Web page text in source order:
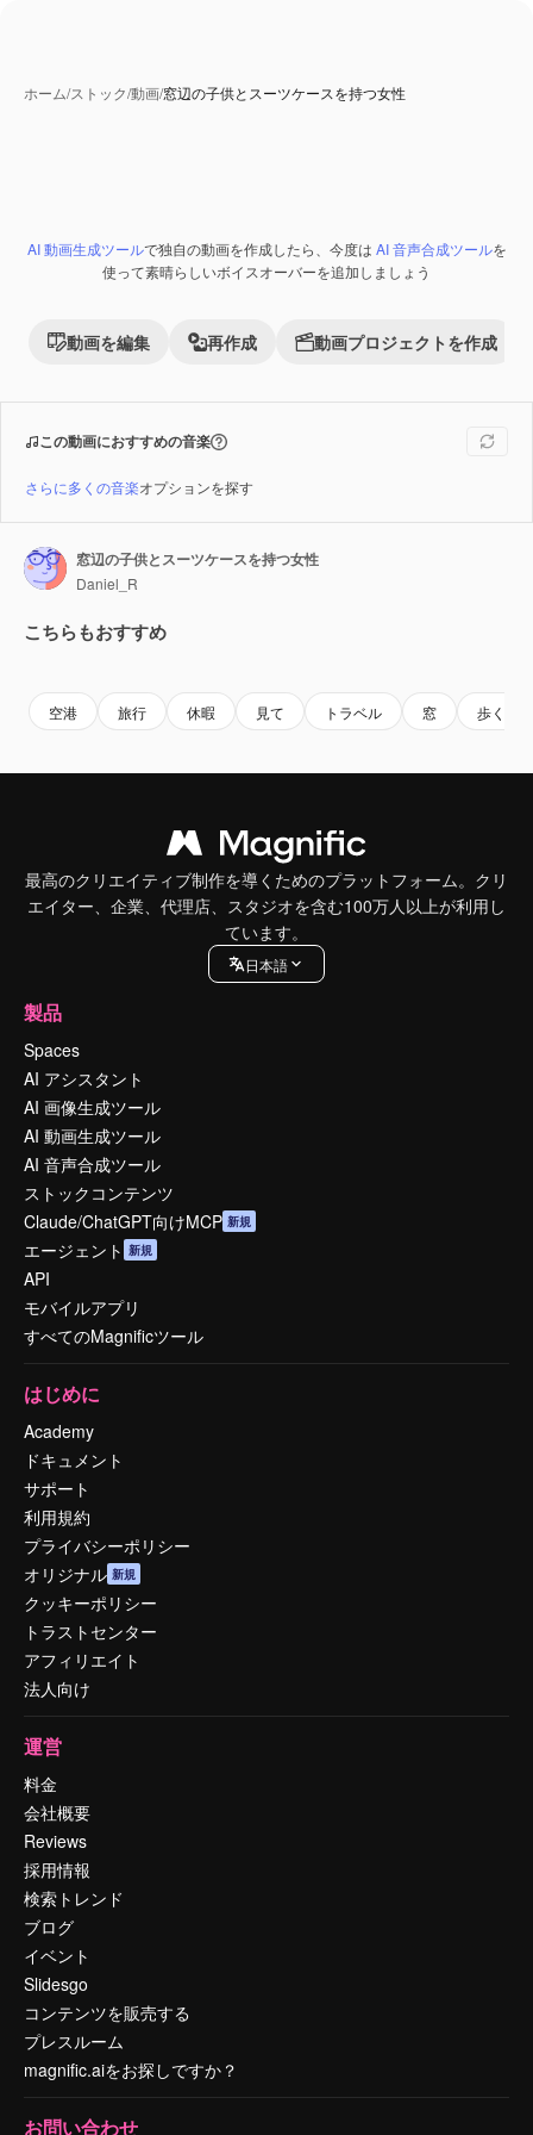
ホーム/ストック/動画/窓辺の子供とスーツケースを持つ女性
Premium
AI 動画生成ツールで独自の動画を作成したら、今度は AI 音声合成ツールを
使って素晴らしいボイスオーバーを追加しましょう
動画を編集 再作成 動画プロジェクトを作成
この動画におすすめの音楽
さらに多くの音楽オプションを探す
窓辺の子供とスーツケースを持つ女性
Daniel_R
こちらもおすすめ
空港 旅行 休暇 見て トラベル 窓 歩く
最高のクリエイティブ制作を導くためのプラットフォーム。クリ
エイター、企業、代理店、スタジオを含む100万人以上が利用し
ています。
日本語
製品
Spaces
AI アシスタント
AI 画像生成ツール
AI 動画生成ツール
AI 音声合成ツール
ストックコンテンツ
Claude/ChatGPT向けMCP 新規
エージェント 新規
API
モバイルアプリ
すべてのMagnificツール
はじめに
Academy
ドキュメント
サポート
利用規約
プライバシーポリシー
オリジナル 新規
クッキーポリシー
トラストセンター
アフィリエイト
法人向け
運営
料金
会社概要
Reviews
採用情報
検索トレンド
ブログ
イベント
Slidesgo
コンテンツを販売する
プレスルーム
magnific.aiをお探しですか？
お問い合わせ